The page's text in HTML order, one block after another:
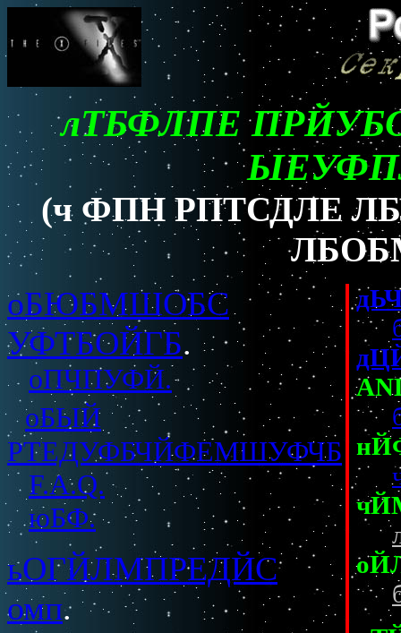
лТБФЛПЕ
(ч ФПН РПТСДЛЕ
оБЮБМШОБС
УФТБОЙГБ.
оПЧПУФЙ.
оБЫЙ
РТЕДУФБЧЙФЕМШУФЧБ
F.A.Q.
юБФ.
ьОГЙЛМПРЕДЙС
омп.